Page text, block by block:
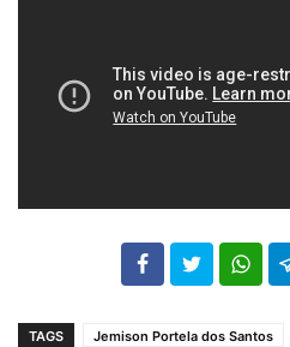
102 35
TAGS Jemison Portela dos Santos